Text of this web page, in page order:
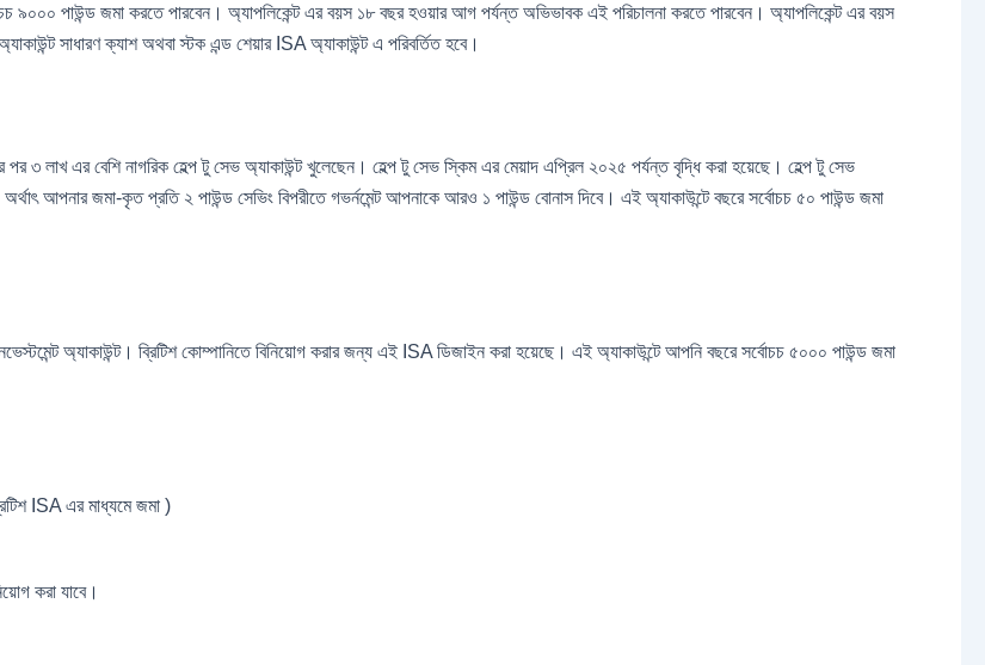
৯০০০ পাউন্ড জমা করতে পারবেন। অ্যাপলিকেন্ট এর বয়স ১৮ বছর হওয়ার আগ পর্যন্ত অভিভাবক এই পরিচালনা করতে পারবেন। অ্যাপলিকেন্ট এর বয়স
সাধারণ ক্যাশ অথবা স্টক এন্ড শেয়ার ISA অ্যাকাউন্ট এ পরিবর্তিত হবে।
৩ লাখ এর বেশি নাগরিক হেল্প টু সেভ অ্যাকাউন্ট খুলেছেন। হেল্প টু সেভ স্কিম এর মেয়াদ এপ্রিল ২০২৫ পর্যন্ত বৃদ্ধি করা হয়েছে। হেল্প টু সেভ
আপনার জমা-কৃত প্রতি ২ পাউন্ড সেভিং বিপরীতে গভর্নমেন্ট আপনাকে আরও ১ পাউন্ড বোনাস দিবে। এই অ্যাকাউন্টে বছরে সর্বোচচ ৫০ পাউন্ড জমা
অ্যাকাউন্ট। ব্রিটিশ কোম্পানিতে বিনিয়োগ করার জন্য এই ISA ডিজাইন করা হয়েছে। এই অ্যাকাউন্টে আপনি বছরে সর্বোচচ ৫০০০ পাউন্ড জমা
ISA এর মাধ্যমে জমা )
করা যাবে।